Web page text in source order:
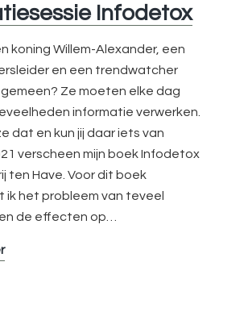
Infodetox
koning Willem-Alexander, een
en een trendwatcher
Ze moeten elke dag
informatie verwerken.
dat en kun jij daar iets van
verscheen mijn boek Infodetox
ten Have. Voor dit boek
ik het probleem van teveel
de effecten op…
Inspiratiesessie